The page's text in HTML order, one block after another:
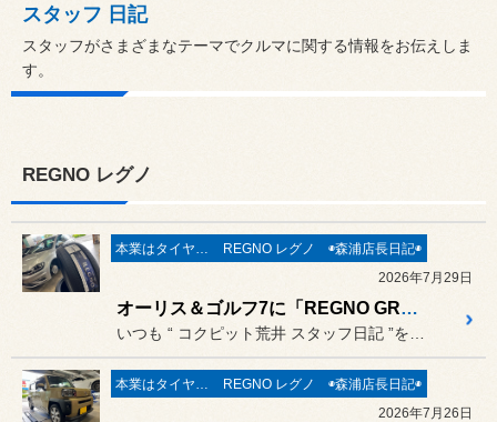
スタッフ 日記
スタッフがさまざまなテーマでクルマに関する情報をお伝えしま
す。
REGNO レグノ
REGNO レグノ
◉森浦店長日記◉
2026年7月29日
オーリス＆ゴルフ7に「REGNO GR-XⅢ」をお取付け！優れた静粛性と走りをその手に (๑•̀ㅂ•́)و✧ タイヤ交換は “本業はタイヤ屋さん” のコクピット荒井にお任せ下さい！
REGNO レグノ
◉森浦店長日記◉
2026年7月26日